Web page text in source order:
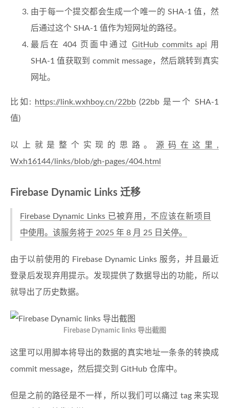
由于每一个提交都会生成一个唯一的 SHA-1 值，然
后通过这个 SHA-1 值作为短网址的路径。
最后在 404 页面中通过GitHub commits api 用
SHA-1 值获取到 commit message，然后跳转到真实
网址。
比如: https://link.wxhboy.cn/22bb(22bb 是一个 SHA-1
值)
以上就是整个实现的思路。源码在这里,
Wxh16144/links/blob/gh-pages/404.html
Firebase Dynamic Links 迁移
Firebase Dynamic Links 已被弃用，不应该在新项目
中使用。该服务将于 2025 年 8 月 25 日关停。
由于以前使用的 Firebase Dynamic Links 服务，并且最近
登录后发现弃用提示。发现提供了数据导出的功能，所以
就导出了历史数据。
Firebase Dynamic links 导出截图
这里可以用脚本将导出的数据的真实地址一条条的转换成
commit message，然后提交到 GitHub 仓库中。
但是之前的路径是不一样，所以我们可以痛过 tag 来实现